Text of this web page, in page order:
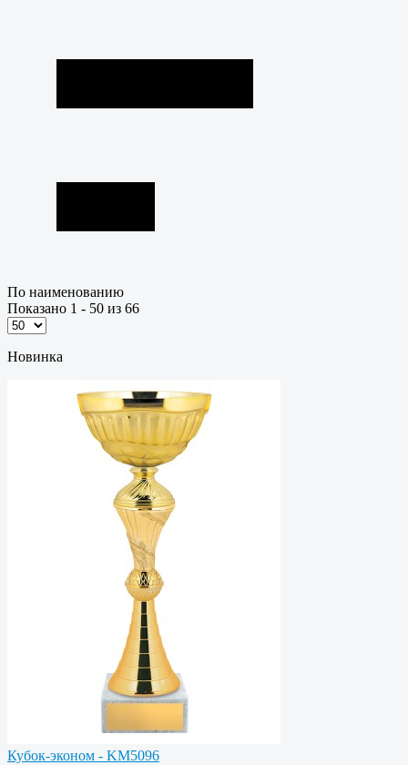
По наименованию
Показано 1 - 50 из 66
Новинка
Кубок-эконом - KM5096